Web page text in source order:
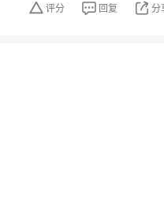
评分 回复 分